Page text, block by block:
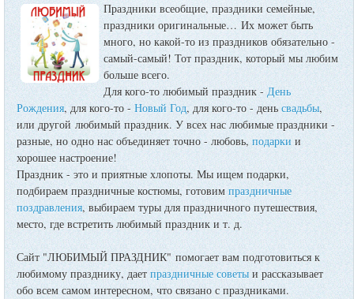
Праздники всеобщие, праздники семейные,
праздники оригинальные… Их может быть
много, но какой-то из праздников обязательно -
самый-самый! Тот праздник, который мы любим
больше всего.
Для кого-то любимый праздник - День
Рождения, для кого-то -Новый Год, для кого-то - деньсвадьбы,
или другой любимый праздник. У всех нас любимые праздники -
разные, но одно нас объединяет точно - любовь,подарки и
хорошее настроение!
Праздник - это и приятные хлопоты. Мы ищем подарки,
подбираем праздничные костюмы, готовимпраздничные
поздравления, выбираем туры для праздничного путешествия,
место, где встретить любимый праздник и т. д.
Сайт "ЛЮБИМЫЙ ПРАЗДНИК" помогает вам подготовиться к
любимому празднику, даетпраздничные советы и рассказывает
обо всем самом интересном, что связано с праздниками.